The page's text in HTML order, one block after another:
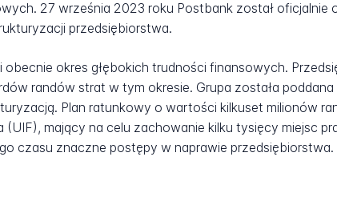
27 września 2023 roku Postbank został oficjalnie
przedsiębiorstwa.
okres głębokich trudności finansowych.
randów strat w tym okresie. Grupa została
Plan ratunkowy o wartości kilkuset milionów
mający na celu zachowanie kilku tysięcy miejsc
czasu znaczne postępy w naprawie przedsiębiorstwa.